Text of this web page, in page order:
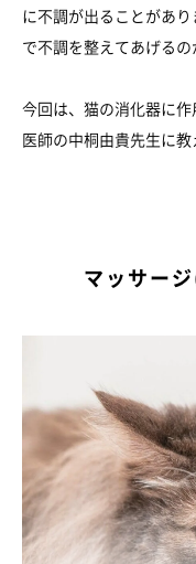
に不調が出ることがあ
で不調を整えてあげるの
今回は、猫の消化器に
医師の中桐由貴先生に教
マッサー